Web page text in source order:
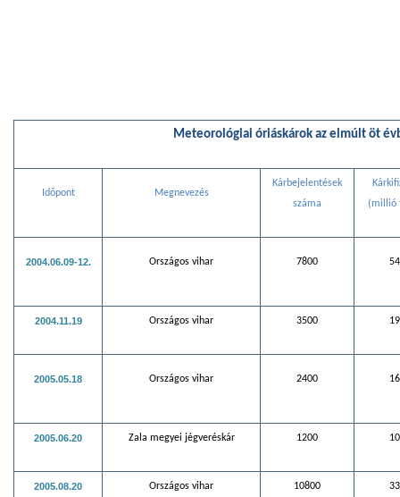
Meteorológiai óriáskárok az elmúlt öt
Időpont Megnevezés
Kárbejelentések
száma
(millió
2004.06.09-12. Országos vihar 7800
2004.11.19 Országos vihar 3500
2005.05.18 Országos vihar 2400
2005.06.20 Zala megyei jégveréskár 1200
2005.08.20 Országos vihar 10800